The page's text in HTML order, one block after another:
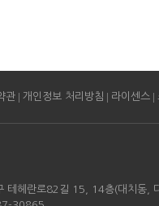
관 | 개인정보 처리방침 | 라이센스 |
테헤란로82길 15, 14층(대치동,